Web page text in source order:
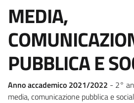
MEDIA,
PUBBLICA E
Anno accademico 2021/2022 - 2°
media, comunicazione pubblica e